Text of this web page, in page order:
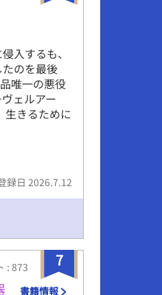
入するも、
のを最後
唯一の悪役
ェルアー
きるために
録日 2026.7.12
7
: 873
書籍情報